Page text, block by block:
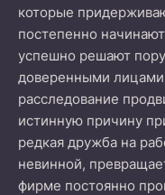
которые
постепенно
успешно решают
доверенными
расследование
истинную причину
редкая дружба на
невинной,
фирме постоянно